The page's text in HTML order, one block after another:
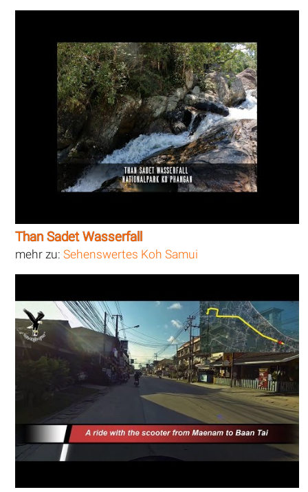
Than Sadet Wasserfall
mehr zu:Sehenswertes Koh Samui